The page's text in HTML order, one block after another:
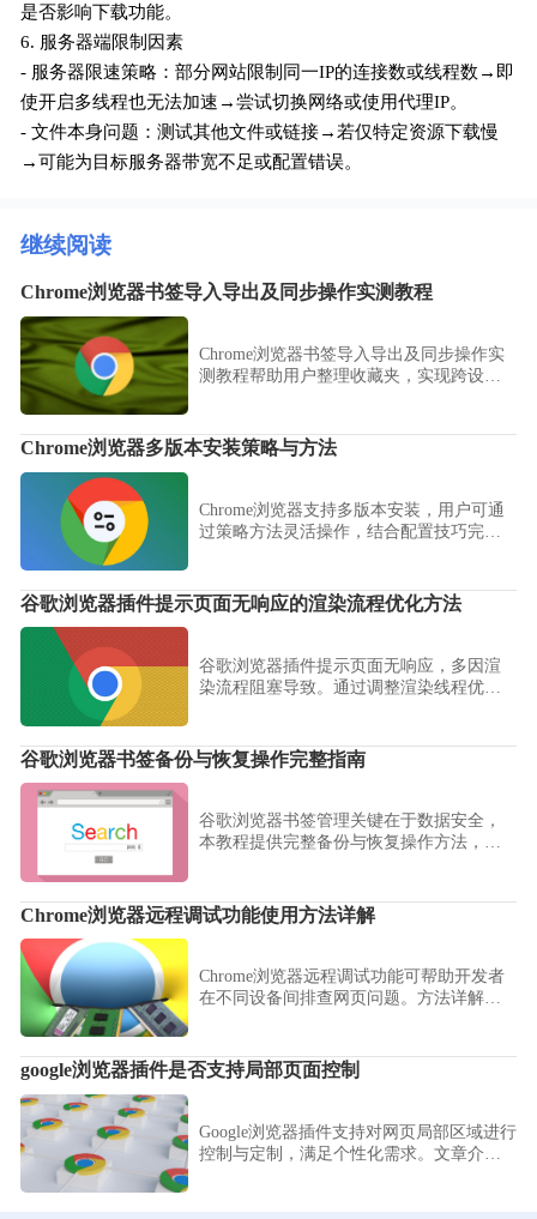
是否影响下载功能。
6. 服务器端限制因素
- 服务器限速策略：部分网站限制同一IP的连接数或线程数→即
使开启多线程也无法加速→尝试切换网络或使用代理IP。
- 文件本身问题：测试其他文件或链接→若仅特定资源下载慢
→可能为目标服务器带宽不足或配置错误。
继续阅读
Chrome浏览器书签导入导出及同步操作实测教程
Chrome浏览器书签导入导出及同步操作实
测教程帮助用户整理收藏夹，实现跨设备
Chrome浏览器多版本安装策略与方法
Chrome浏览器支持多版本安装，用户可通
过策略方法灵活操作，结合配置技巧完成
谷歌浏览器插件提示页面无响应的渲染流程优化方法
谷歌浏览器插件提示页面无响应，多因渲
染流程阻塞导致。通过调整渲染线程优先
谷歌浏览器书签备份与恢复操作完整指南
谷歌浏览器书签管理关键在于数据安全，
本教程提供完整备份与恢复操作方法，包
Chrome浏览器远程调试功能使用方法详解
Chrome浏览器远程调试功能可帮助开发者
在不同设备间排查网页问题。方法详解连
google浏览器插件是否支持局部页面控制
Google浏览器插件支持对网页局部区域进行
控制与定制，满足个性化需求。文章介绍